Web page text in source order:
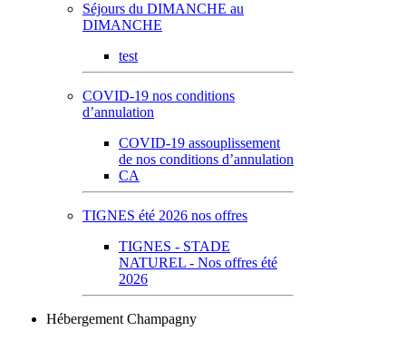
Séjours du DIMANCHE au
DIMANCHE
test
COVID-19 nos conditions
d’annulation
COVID-19 assouplissement
de nos conditions d’annulation
CA
TIGNES été 2026 nos offres
TIGNES - STADE
NATUREL - Nos offres été
2026
Hébergement Champagny